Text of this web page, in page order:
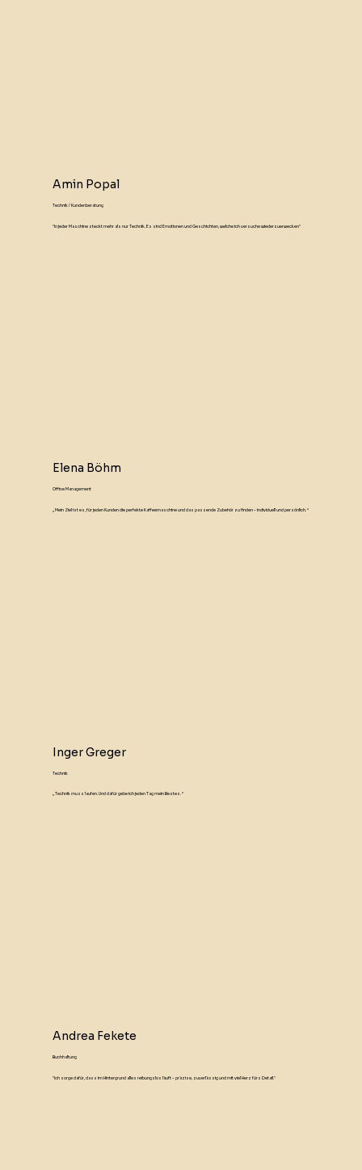
Amin Popal
Technik / Kundenberatung
"In jeder Maschine steckt mehr als nur Technik. Es sind Emotionen und Geschichten, welche ich versuche wiederzuerwecken"
Elena Böhm
Office Management
„Mein Ziel ist es, für jeden Kunden die perfekte Kaffeemaschine und das passende Zubehör zu finden – individuell und persönlich.“
Inger Greger
Technik
„Technik muss laufen. Und dafür gebe ich jeden Tag mein Bestes.“
Andrea Fekete
Buchhaltung
"Ich sorge dafür, dass im Hintergrund alles reibungslos läuft – präzise, zuverlässig und mit viel Herz fürs Detail."